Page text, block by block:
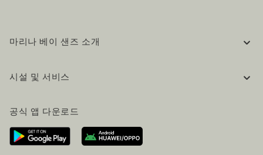
마리나 베이 샌즈 소개
채용 / 커리어
문의하기
시설 및 서비스
방문 계획
오시는길
방문객 서비스
공식 앱 다운로드